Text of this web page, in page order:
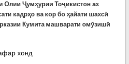
Олии Ҷумҳурии Тоҷикистон аз
кадрҳо ва кор бо ҳайати шахсӣ
Кумита машварати омӯзишӣ
фаҳмондадиҳӣ ҷиҳати шарҳи
хонд